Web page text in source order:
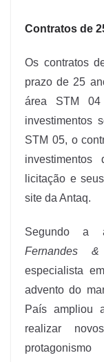
Contratos de
Os contratos
prazo de 25
área STM
investimentos
STM 05, o
licitação e
site da Antaq.
Segundo a
Fernandes
especialista
advento do
País ampliou
realizar